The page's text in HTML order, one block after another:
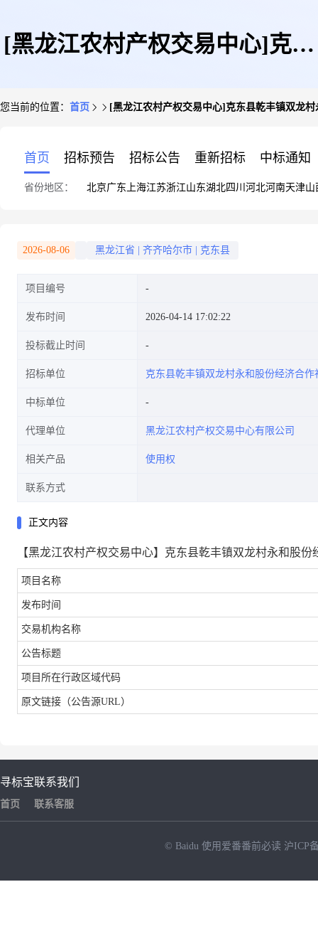
[黑龙江农村产权交易中心]克东
您当前的位置： 首页 [黑龙江农村产权交易中心]克东县乾丰镇双龙
首页 招标预告 招标公告 重新招标 中标通知
省份地区： 北京广东 上海江苏浙江山东湖北四川 河北河南天津山
2026-08-06 黑龙江省 齐齐哈尔市 克东县
项目编号
发布时间 2026-04-14 17:02:22
投标截止时间
招标单位 克东县乾丰镇双龙村永和股份经济合作
中标单位
代理单位 黑龙江农村产权交易中心有限公司
相关产品 使用权
联系方式
正文内容
【黑龙江农村产权交易中心】克东县乾丰镇双龙村永和股
项目名称
发布时间
交易机构名称
公告标题
项目所在行政区域代码
原文链接（公告源URL）
寻标宝
首页
联系我们
联系客服
© Baidu 使用爱番番前必读 沪ICP